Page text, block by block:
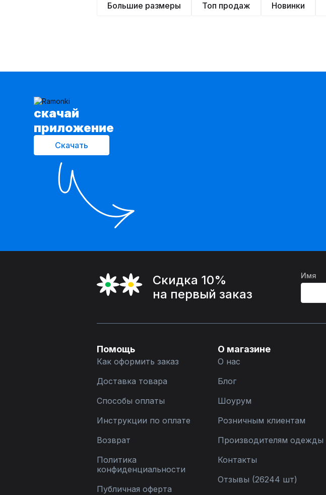
Большие размеры Топ продаж Новинки
cкачай
приложение
Скачать
Скидка 10%
на первый заказ
Имя
Помощь
Как оформить заказ
Доставка товара
Способы оплаты
Инструкции по оплате
Возврат
Политика
конфиденциальности
Публичная оферта
О магазине
О нас
Блог
Шоурум
Розничным клиентам
Производителям одежды
Контакты
Отзывы (26244 шт)